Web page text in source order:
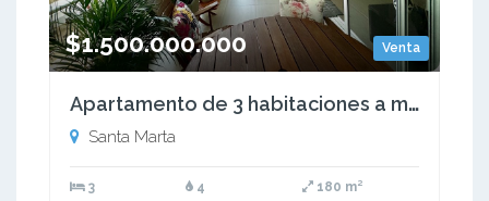
Venta
$1.500.000.000
Apartamento de 3 habitaciones a media cuadra de la playa
Santa Marta
3 4 180 m²